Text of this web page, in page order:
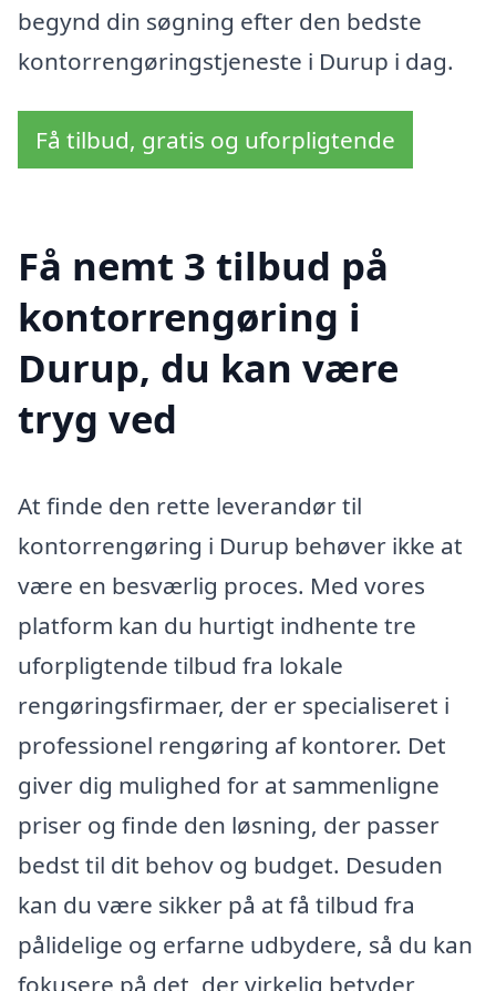
begynd din søgning efter den bedste
kontorrengøringstjeneste i Durup i dag.
Få tilbud, gratis og uforpligtende
Få nemt 3 tilbud på
kontorrengøring i
Durup, du kan være
tryg ved
At finde den rette leverandør til
kontorrengøring i Durup behøver ikke at
være en besværlig proces. Med vores
platform kan du hurtigt indhente tre
uforpligtende tilbud fra lokale
rengøringsfirmaer, der er specialiseret i
professionel rengøring af kontorer. Det
giver dig mulighed for at sammenligne
priser og finde den løsning, der passer
bedst til dit behov og budget. Desuden
kan du være sikker på at få tilbud fra
pålidelige og erfarne udbydere, så du kan
fokusere på det, der virkelig betyder